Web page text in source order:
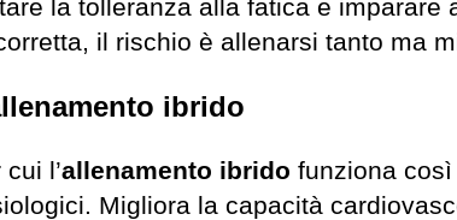
la tolleranza alla fatica e imparare
il rischio è allenarsi tanto ma
ibrido
l’allenamento ibrido funziona
Migliora la capacità